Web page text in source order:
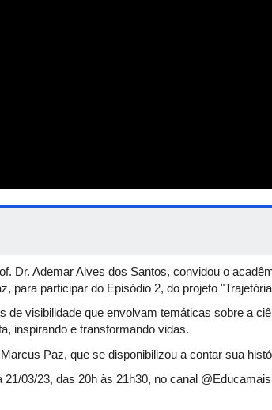
Dr. Ademar Alves dos Santos, convidou o
para participar do Episódio 2, do projeto
visibilidade que envolvam temáticas sobre a
inspirando e transformando vidas.
Paz, que se disponibilizou a contar sua
03/23, das 20h às 21h30, no canal